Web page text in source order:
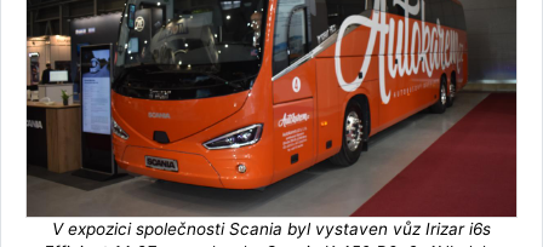
V expozici společnosti Scania byl vystaven vůz Irizar i6s